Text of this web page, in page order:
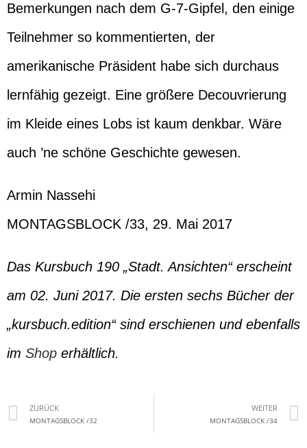
Bemerkungen nach dem G-7-Gipfel, den einige
Teilnehmer so kommentierten, der
amerikanische Präsident habe sich durchaus
lernfähig gezeigt. Eine größere Decouvrierung
im Kleide eines Lobs ist kaum denkbar. Wäre
auch ’ne schöne Geschichte gewesen.
Armin Nassehi
MONTAGSBLOCK /33, 29. Mai 2017
Das Kursbuch 190 „Stadt. Ansichten“ erscheint
am 02. Juni 2017. Die ersten sechs Bücher der
„kursbuch.edition“ sind erschienen und ebenfalls
im Shop erhältlich.
ZURÜCK
MONTAGSBLOCK /32
WEITER
MONTAGSBLOCK /34